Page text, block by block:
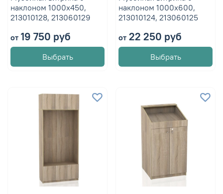
наклоном 1000х450,
213010128, 213060129
от19 750 руб
Выбрать
наклоном 1000х600,
213010124, 213060125
от22 250 руб
Выбрать